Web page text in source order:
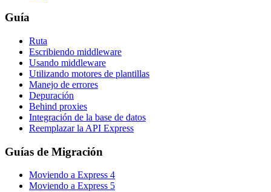
Guía
Ruta
Escribiendo middleware
Usando middleware
Utilizando motores de plantillas
Manejo de errores
Depuración
Behind proxies
Integración de la base de datos
Reemplazar la API Express
Guías de Migración
Moviendo a Express 4
Moviendo a Express 5